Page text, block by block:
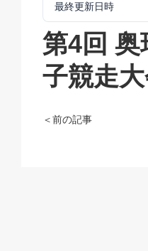
最終更新日時
第4回 奥
子競走
＜前の記事